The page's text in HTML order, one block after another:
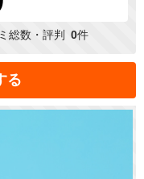
総数・評判 0件
る